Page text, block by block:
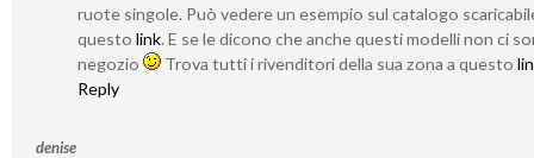
ruote singole. Può vedere un esempio sul catalogo
questo link. E se le dicono che anche questi modelli non ci
negozio
Trova tutti i rivenditori della sua zona a questo
Reply
denise